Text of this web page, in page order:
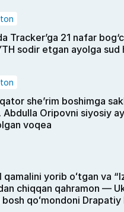
Tracker’ga 21 nafar
sodir etgan ayolga sud
she’rim boshimga
Abdulla Oripovni siyosiy
voqea
qamalini yorib oʻtgan va
chiqqan qahramon —
qoʻmondoni Drapatiy